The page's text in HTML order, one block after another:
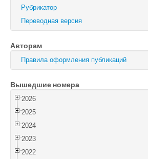
Поиск
Рубрикатор
Переводная версия
Авторам
Правила оформления публикаций
Вышедшие номера
2026
2025
2024
2023
2022